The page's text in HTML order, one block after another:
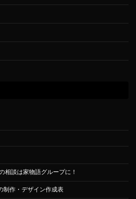
相談は家物語グループに！
制作・デザイン作成表